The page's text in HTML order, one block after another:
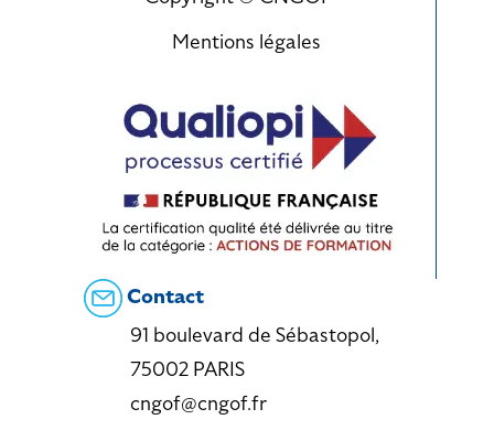
Mentions légales
Contact
91 boulevard de Sébastopol,
75002 PARIS
cngof@cngof.fr